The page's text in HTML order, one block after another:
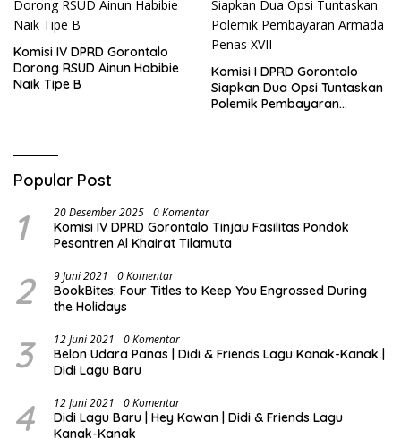
Komisi IV DPRD Gorontalo
Dorong RSUD Ainun Habibie
Naik Tipe B
Komisi I DPRD Gorontalo
Siapkan Dua Opsi Tuntaskan
Polemik Pembayaran
Popular Post
1 20 Desember 2025 0 Komentar
Komisi IV DPRD Gorontalo Tinjau Fasilitas Pondok
Pesantren Al Khairat Tilamuta
2 9 Juni 2021 0 Komentar
BookBites: Four Titles to Keep You Engrossed During
the Holidays
3 12 Juni 2021 0 Komentar
Belon Udara Panas | Didi & Friends Lagu Kanak-Kanak |
Didi Lagu Baru
4 12 Juni 2021 0 Komentar
Didi Lagu Baru | Hey Kawan | Didi & Friends Lagu
Kanak-Kanak